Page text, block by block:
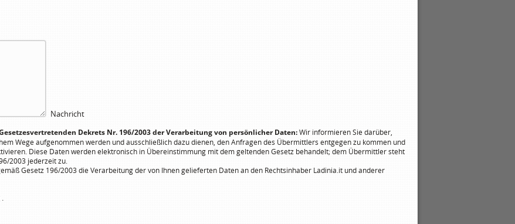
Nachricht
Dekrets Nr. 196/2003 der Verarbeitung von persönlicher Daten:Wir informieren Sie darüber,
Wege aufgenommen werden und ausschließlich dazu dienen, den Anfragen des Übermittlers entgegen zu kommen und
Diese Daten werden elektronisch in Übereinstimmung mit dem geltenden Gesetz behandelt; dem Übermittler steht
2003 jederzeit zu.
Gesetz 196/2003 die Verarbeitung der von Ihnen gelieferten Daten an den Rechtsinhaber Ladinia.it und anderer
.